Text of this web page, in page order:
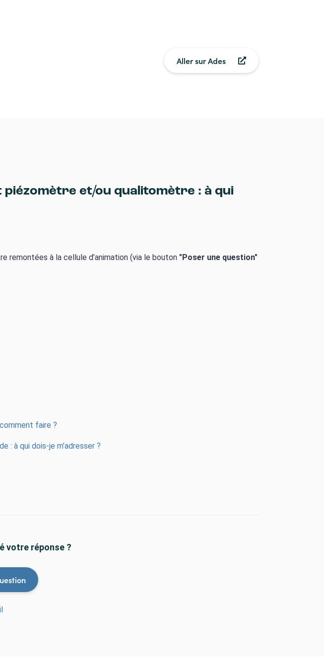
Aller sur Ades
piézomètre et/ou qualitomètre : à qui
remontées à la cellule d’animation (via le bouton "Poser une question"
faire ?
: à qui dois-je m’adresser ?
votre réponse ?